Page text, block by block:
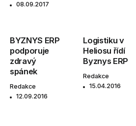
08.09.2017
BYZNYS ERP
podporuje
zdravý
spánek
Redakce
12.09.2016
Logistiku v
Heliosu řídí
Byznys ERP
Redakce
15.04.2016